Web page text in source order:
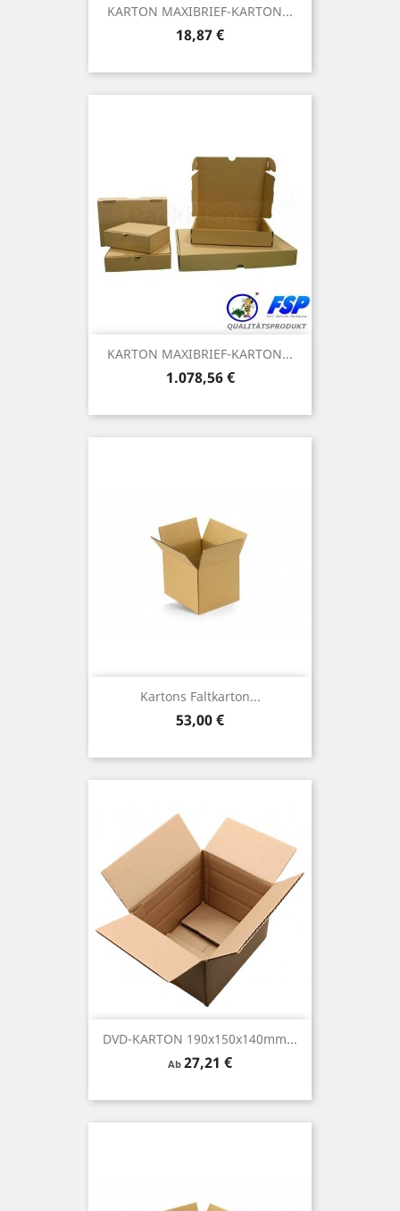
KARTON MAXIBRIEF-KARTON...
Preis
18,87 €
KARTON MAXIBRIEF-KARTON...
Preis
1.078,56 €
Kartons Faltkarton...
Preis
53,00 €
DVD-KARTON 190x150x140mm...
Ab Preis
27,21 €